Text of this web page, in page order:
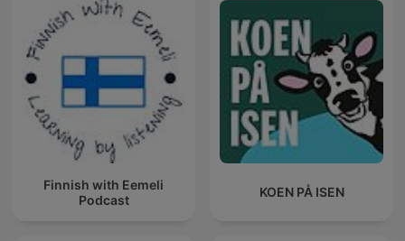
Finnish with Eemeli
Podcast
KOEN PÅ ISEN